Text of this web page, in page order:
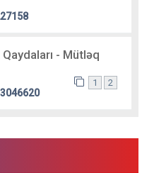
- Mütləq
3046620
1 2